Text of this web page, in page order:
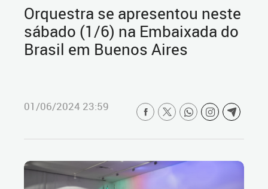
Orquestra se apresentou neste
sábado (1/6) na Embaixada do
Brasil em Buenos Aires
01/06/2024 23:59